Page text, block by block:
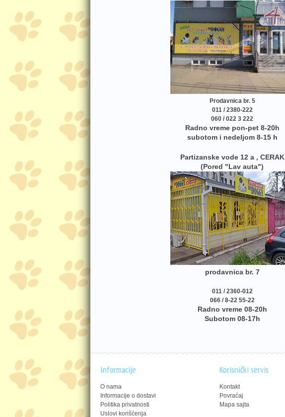
Prodavnica br. 5
011 / 2380-222
060 / 022 3 222
Radno vreme pon-pet 8-20h
subotom i nedeljom 8-15 h
Partizanske vode 12 a , CERAK
(Pored "Lav auta")
prodavnica br. 7
011 / 2360-012
066 / 8-22 55-22
Radno vreme 08-20h
Subotom 08-17h
Informacije
O nama
Informacije o dostavi
Politika privatnosti
Uslovi korišćenja
Korisnički servis
Kontakt
Povraćaj
Mapa sajta